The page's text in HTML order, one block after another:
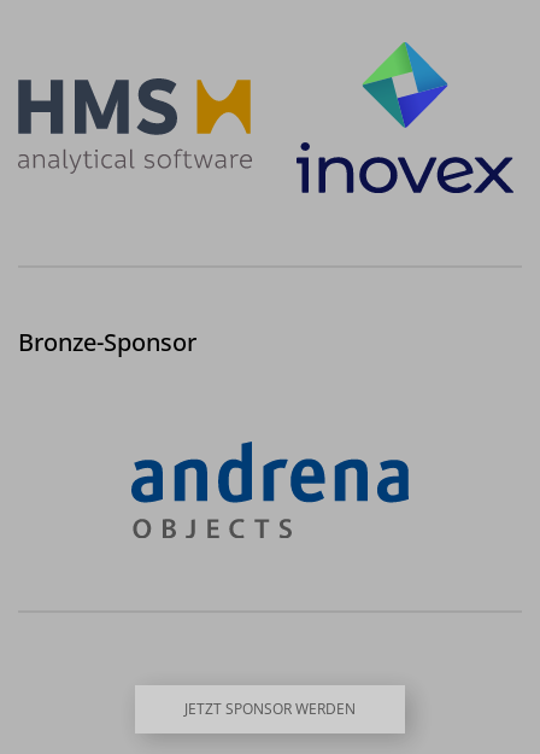
Bronze-Sponsor
JETZT SPONSOR WERDEN